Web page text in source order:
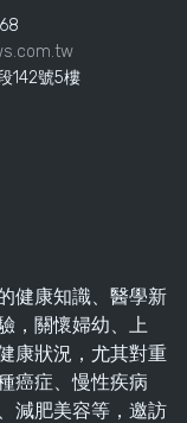
142號5樓
健康知識、醫學新
，關懷婦幼、上
康狀況，尤其對重
癌症、慢性疾病
減肥美容等，邀訪